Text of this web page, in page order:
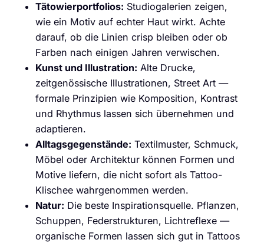
Tätowierportfolios: Studiogalerien zeigen,
wie ein Motiv auf echter Haut wirkt. Achte
darauf, ob die Linien crisp bleiben oder ob
Farben nach einigen Jahren verwischen.
Kunst und Illustration: Alte Drucke,
zeitgenössische Illustrationen, Street Art —
formale Prinzipien wie Komposition, Kontrast
und Rhythmus lassen sich übernehmen und
adaptieren.
Alltagsgegenstände: Textilmuster, Schmuck,
Möbel oder Architektur können Formen und
Motive liefern, die nicht sofort als Tattoo-
Klischee wahrgenommen werden.
Natur: Die beste Inspirationsquelle. Pflanzen,
Schuppen, Federstrukturen, Lichtreflexe —
organische Formen lassen sich gut in Tattoos